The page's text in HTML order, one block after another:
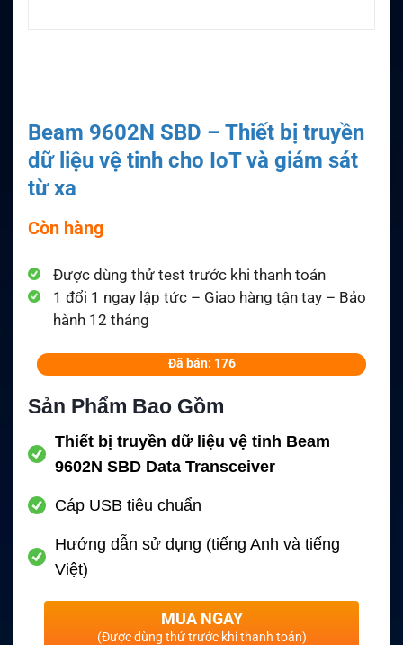
Beam 9602N SBD – Thiết bị truyền
dữ liệu vệ tinh cho IoT và giám sát
từ xa
Còn hàng
Được dùng thử test trước khi thanh toán
1 đổi 1 ngay lập tức – Giao hàng tận tay – Bảo
hành 12 tháng
Đã bán: 176
Sản Phẩm Bao Gồm
Thiết bị truyền dữ liệu vệ tinh Beam
9602N SBD Data Transceiver
Cáp USB tiêu chuẩn
Hướng dẫn sử dụng (tiếng Anh và tiếng
Việt)
MUA NGAY
(Được dùng thử trước khi thanh toán)